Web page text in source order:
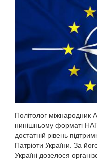
Політолог-
нинішньому форматі
достатній рівень
Патріоти України. За
Україні довелося